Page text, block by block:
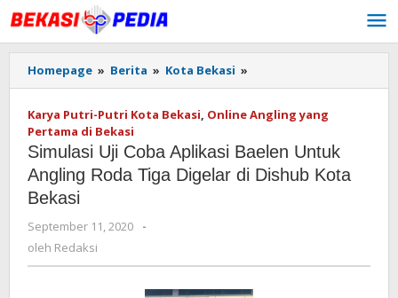
Lewati
ke
konten
Homepage » Berita » Kota Bekasi »
Uji
Aplikasi
Untuk
Angling
Kota
Bekasi
Karya Putri-Putri Kota Bekasi, Online Angling yang
Pertama di Bekasi
Simulasi Uji Coba Aplikasi Baelen Untuk
Angling Roda Tiga Digelar di Dishub Kota
Bekasi
September 11, 2020
oleh
-
oleh Redaksi